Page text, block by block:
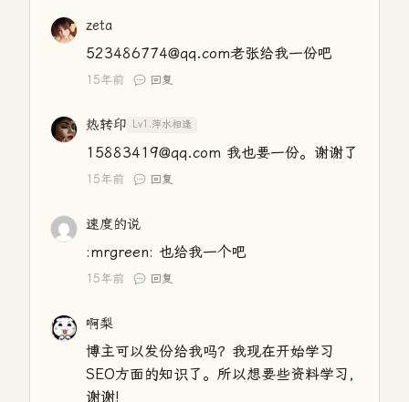
zeta
523486774@qq.com老张给我一份吧
15年前 回复
热转印 Lv1.萍水相逢
15883419@qq.com 我也要一份。谢谢了
15年前 回复
速度的说
:mrgreen: 也给我一个吧
15年前 回复
啊梨
博主可以发份给我吗？我现在开始学习
SEO方面的知识了。所以想要些资料学习,
谢谢!